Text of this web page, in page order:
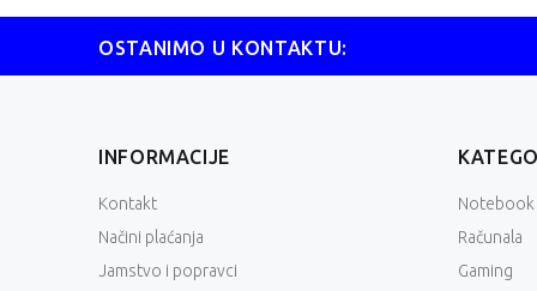
OSTANIMO U KONTAKTU:
INFORMACIJE
Kontakt
Načini plaćanja
Jamstvo i popravci
Notebook
Računala
Gaming